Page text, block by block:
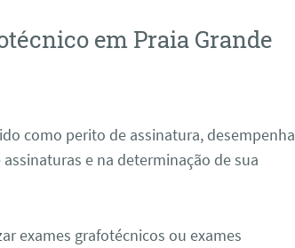
em Praia Grande
como perito de assinatura, desempenha
e na determinação de sua
exames grafotécnicos ou exames